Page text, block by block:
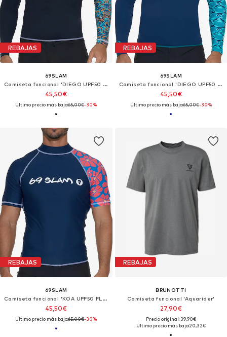
REBAJAS
69SLAM
Camiseta funcional 'DIEGO UPF50 MEXICOLAMENT'
45,50€
Último precio más bajo:65,00€-30%
REBAJAS
69SLAM
Camiseta funcional 'DIEGO UPF50 FISHES'
45,50€
Último precio más bajo:65,00€-30%
REBAJAS
69SLAM
Camiseta funcional 'KOA UPF50 FLORA MYRIAD'
45,50€
Último precio más bajo:65,00€-30%
REBAJAS
BRUNOTTI
Camiseta funcional 'Aquarider'
27,90€
Precio original: 39,90€
Último precio más bajo:20,32€